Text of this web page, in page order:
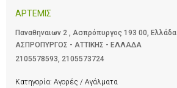
ΑΡΤΕΜΙΣ
Παναθηναιων 2 , Ασπρόπυργος 193 00, Ελλάδα
ΑΣΠΡΟΠΥΡΓΟΣ - ΑΤΤΙΚΗΣ - ΕΛΛΑΔΑ
2105578593, 2105573724
Κατηγορία: Αγορές / Αγάλματα